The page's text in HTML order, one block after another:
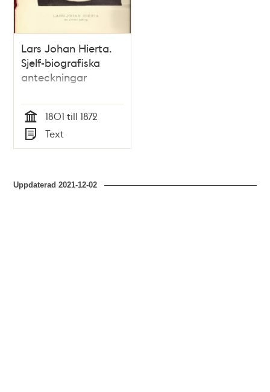
Lars Johan Hierta.
Sjelf-biografiska
anteckningar
Tid
1801 till 1872
Typ
Text
Uppdaterad2021-12-02